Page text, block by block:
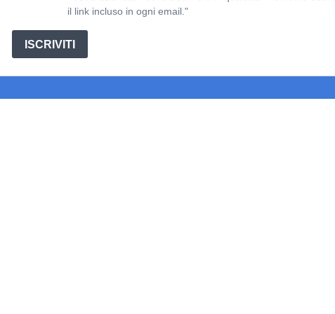
il link incluso in ogni email."
ISCRIVITI